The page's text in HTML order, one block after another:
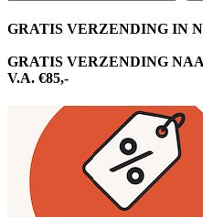
GRATIS VERZENDING IN
GRATIS VERZENDING
V.A. €85,-